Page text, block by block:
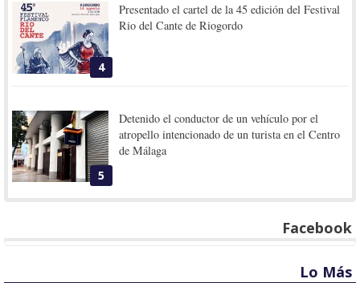
4
Presentado el cartel de la 45 edición del Festival
Rio del Cante de Riogordo
5
Detenido el conductor de un vehículo por el
atropello intencionado de un turista en el Centro
de Málaga
Facebook
Lo Más